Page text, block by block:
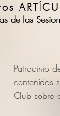
de las
Patrocinio
contenidos
Club sobre